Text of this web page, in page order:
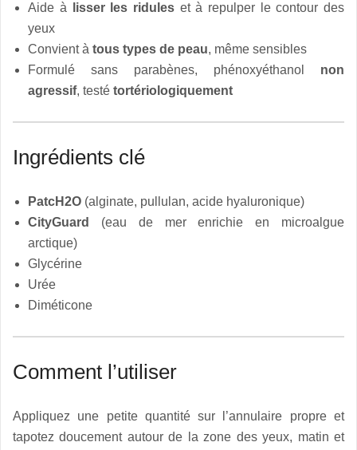
Aide à
lisser les riduleset à repulper le contour des
yeux
Convient àtous types de peau, même sensibles
Formulé sans parabènes, phénoxyéthanol non
agressif, testétortériologiquement
Ingrédients clé
PatcH2O (alginate, pullulan, acide hyaluronique)
CityGuard
(eau de mer enrichie en microalgue
arctique)
Glycérine
Urée
Diméticone
Comment l’utiliser
Appliquez une petite quantité sur l’annulaire propre et
tapotez doucement autour de la zone des yeux, matin et